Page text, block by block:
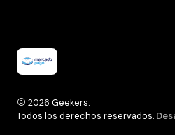
2026 Geekers.
Todos los derechos reservados.